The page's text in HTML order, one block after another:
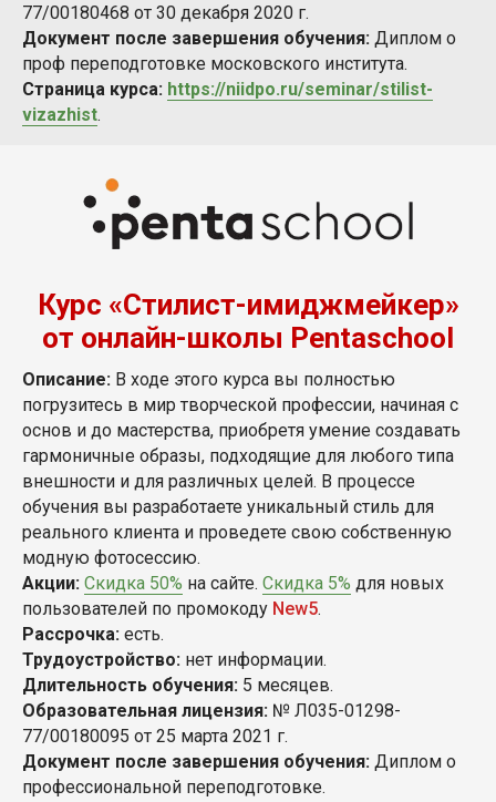
77/00180468 от 30 декабря 2020 г.
Документ после завершения обучения: Диплом о
проф переподготовке московского института.
Страница курса: https://niidpo.ru/seminar/stilist-
vizazhist.
Курс «Стилист-имиджмейкер»
от онлайн-школы Pentaschool
Описание: В ходе этого курса вы полностью
погрузитесь в мир творческой профессии, начиная с
основ и до мастерства, приобретя умение создавать
гармоничные образы, подходящие для любого типа
внешности и для различных целей. В процессе
обучения вы разработаете уникальный стиль для
реального клиента и проведете свою собственную
модную фотосессию.
Акции: Скидка 50% на сайте. Скидка 5% для новых
пользователей по промокоду New5.
Рассрочка: есть.
Трудоустройство: нет информации.
Длительность обучения: 5 месяцев.
Образовательная лицензия: № Л035-01298-
77/00180095 от 25 марта 2021 г.
Документ после завершения обучения: Диплом о
профессиональной переподготовке.